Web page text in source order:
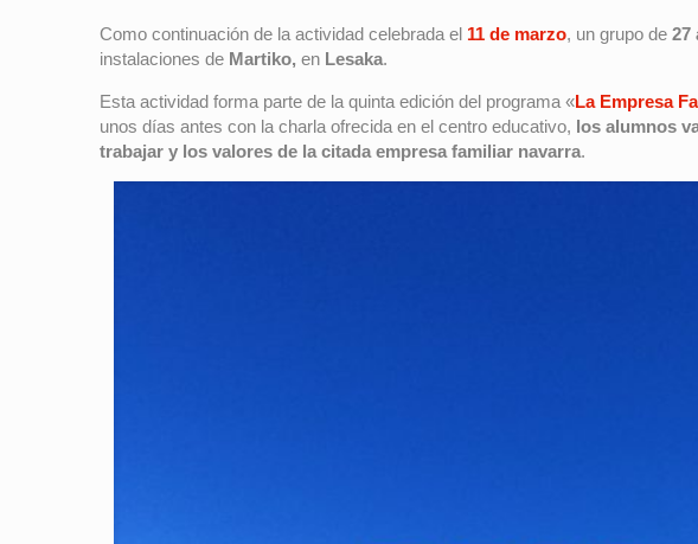
Como continuación de la actividad celebrada el 11 de marzo, un grupo de 27
instalaciones de Martiko, en Lesaka.
Esta actividad forma parte de la quinta edición del programa «La Empresa
unos días antes con la charla ofrecida en el centro educativo, los alumnos
trabajar y los valores de la citada empresa familiar navarra.